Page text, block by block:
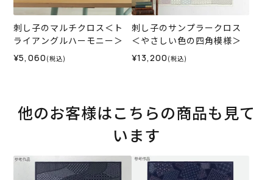
刺し子のマルチクロス＜ト
ライアングルハーモニー＞
¥5,060 (税込)
刺し子のサンプラークロス
＜やさしい色の四角模様＞
¥13,200 (税込)
他のお客様はこちらの商品も見て
います